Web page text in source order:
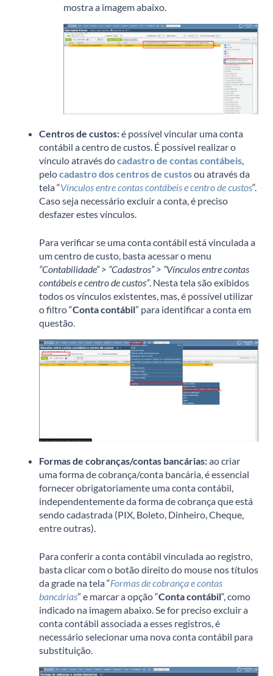
mostra a imagem abaixo.
Centros de custos:é possível vincular uma conta
contábil a centro de custos. É possível realizar o
vínculo através docadastro de contas contábeis,
pelocadastro dos centros de custosou através da
tela “Vínculos entre contas contábeis e centro de custos“.
Caso seja necessário excluir a conta, é preciso
desfazer estes vínculos.
Para verificar se uma conta contábil está vinculada a
um centro de custo, basta acessar o menu
“Contabilidade” > “Cadastros” > “Vínculos entre contas
contábeis e centro de custos”. Nesta tela são exibidos
todos os vínculos existentes, mas, é possível utilizar
o filtro “Conta contábil” para identificar a conta em
questão.
Formas de cobranças/contas bancárias:ao criar
uma forma de cobrança/conta bancária, é essencial
fornecer obrigatoriamente uma conta contábil,
independentemente da forma de cobrança que está
sendo cadastrada (PIX, Boleto, Dinheiro, Cheque,
entre outras).
Para conferir a conta contábil vinculada ao registro,
basta clicar com o botão direito do mouse nos títulos
da grade na tela “Formas de cobrança e contas
bancárias” e marcar a opção “Conta contábil“, como
indicado na imagem abaixo. Se for preciso excluir a
conta contábil associada a esses registros, é
necessário selecionar uma nova conta contábil para
substituição.